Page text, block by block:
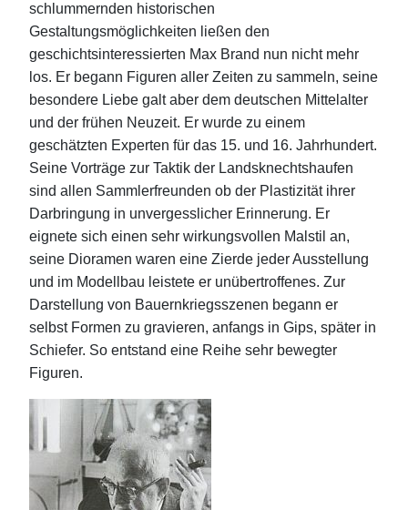
schlummernden historischen
Gestaltungsmöglichkeiten ließen den
geschichtsinteressierten Max Brand nun nicht mehr
los. Er begann Figuren aller Zeiten zu sammeln, seine
besondere Liebe galt aber dem deutschen Mittelalter
und der frühen Neuzeit. Er wurde zu einem
geschätzten Experten für das 15. und 16. Jahrhundert.
Seine Vorträge zur Taktik der Landsknechtshaufen
sind allen Sammlerfreunden ob der Plastizität ihrer
Darbringung in unvergesslicher Erinnerung. Er
eignete sich einen sehr wirkungsvollen Malstil an,
seine Dioramen waren eine Zierde jeder Ausstellung
und im Modellbau leistete er unübertroffenes. Zur
Darstellung von Bauernkriegsszenen begann er
selbst Formen zu gravieren, anfangs in Gips, später in
Schiefer. So entstand eine Reihe sehr bewegter
Figuren.